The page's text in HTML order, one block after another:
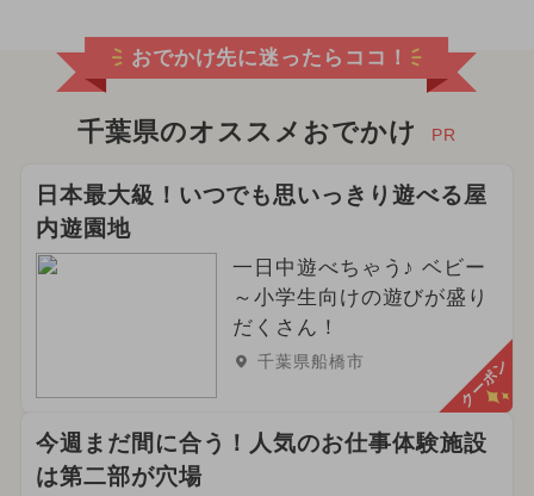
おでかけ先に迷ったらココ！
千葉県のオススメおでかけ PR
日本最大級！いつでも思いっきり遊べる屋
内遊園地
一日中遊べちゃう♪ ベビー
～小学生向けの遊びが盛り
だくさん！
千葉県船橋市 クーポン
今週まだ間に合う！人気のお仕事体験施設
は第二部が穴場